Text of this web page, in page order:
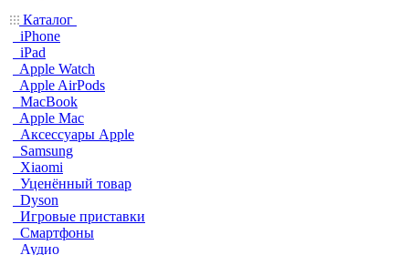
Каталог
iPhone
iPad
Apple Watch
Apple AirPods
MacBook
Apple Mac
Аксессуары Apple
Samsung
Xiaomi
Уценённый товар
Dyson
Игровые приставки
Смартфоны
Аудио